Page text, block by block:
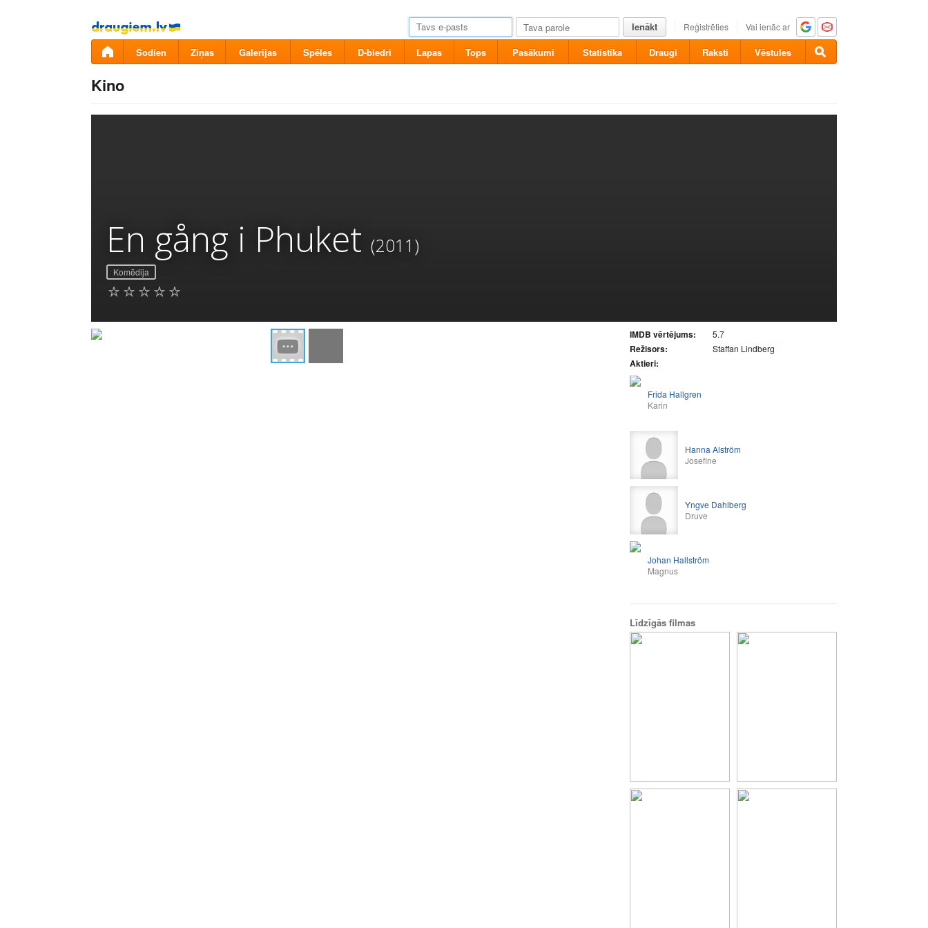
Pāriet
uz
saturu
Ienākt Reģistrēties Vai ienāc ar
Šodien Ziņas Galerijas Spēles D-biedri Lapas Tops Pasākumi Statistika Draugi Raksti Vēstules
Kino
En gång i Phuket (2011)
Komēdija
IMDB vērtējums: 5.7
Režisors: Staffan Lindberg
Aktieri:
Frida Hallgren
Karin
Hanna Alström
Josefine
Yngve Dahlberg
Druve
Johan Hallström
Magnus
Līdzīgās filmas